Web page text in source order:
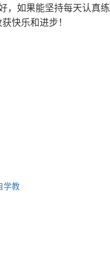
，如果能坚持每天认真练
快乐和进步！
学教